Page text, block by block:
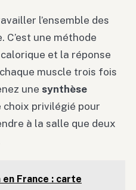
l’ensemble des
C’est une méthode
et la réponse
muscle trois fois
une synthèse
choix privilégié pour
à la salle que deux
France : carte